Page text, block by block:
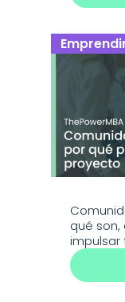
qué